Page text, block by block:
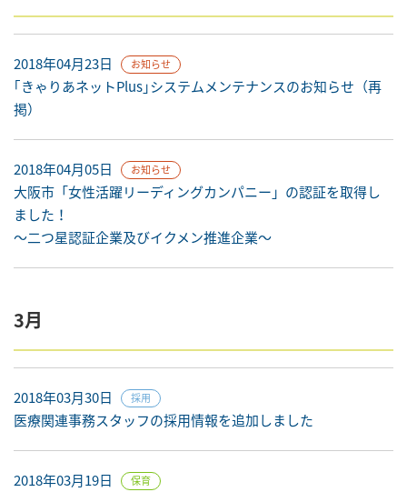
2018年04月23日 お知らせ
｢きゃりあネットPlus｣システムメンテナンスのお知らせ（再
掲）
2018年04月05日 お知らせ
大阪市「女性活躍リーディングカンパニー」の認証を取得し
ました！
～二つ星認証企業及びイクメン推進企業～
3月
2018年03月30日 採用
医療関連事務スタッフの採用情報を追加しました
2018年03月19日 保育